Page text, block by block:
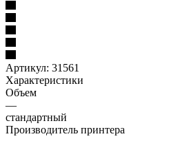
Артикул: 31561
Характеристики
Объем
—
стандартный
Производитель принтера